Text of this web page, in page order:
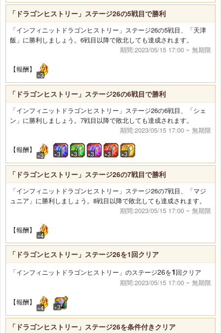
「ドラゴンヒストリー」ステージ26の5戦目で勝利
「インフィニットドラゴンヒストリー」ステージ26の5戦目、「天津
飯」に勝利しましょう。6戦目以降で敗北しても達成されます。
期間:2023/05/15 17:00 ~ 無期限
【報酬】
×3
「ドラゴンヒストリー」ステージ26の6戦目で勝利
「インフィニットドラゴンヒストリー」ステージ26の6戦目、「シェ
ン」に勝利しましょう。7戦目以降で敗北しても達成されます。
期間:2023/05/15 17:00 ~ 無期限
【報酬】
×3 ×3 ×3 ×3 ×3 ×3
「ドラゴンヒストリー」ステージ26の7戦目で勝利
「インフィニットドラゴンヒストリー」ステージ26の7戦目、「マジ
ュニア」に勝利しましょう。8戦目以降で敗北しても達成されます。
期間:2023/05/15 17:00 ~ 無期限
【報酬】
×4
「ドラゴンヒストリー」ステージ26を1回クリア
「インフィニットドラゴンヒストリー」のステージ26を1回クリア
期間:2023/05/15 17:00 ~ 無期限
【報酬】
×4 ×3
「ドラゴンヒストリー」ステージ26を条件付きクリア